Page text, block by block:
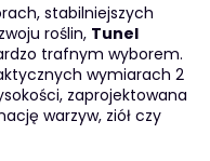
stabilniejszych
roślin, Tunel
trafnym wyborem.
wymiarach 2
zaprojektowana
warzyw, ziół czy